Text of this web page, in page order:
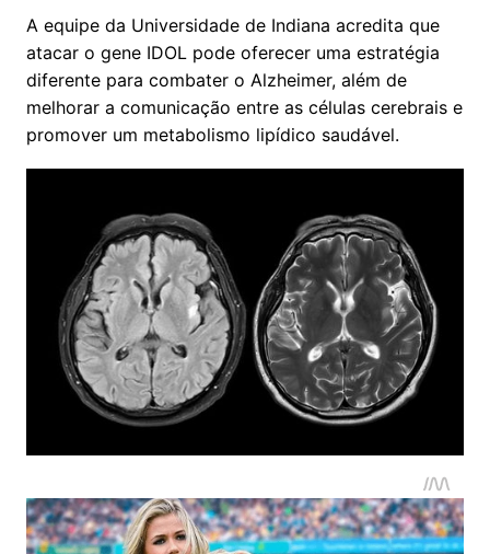
A equipe da Universidade de Indiana acredita que
atacar o gene IDOL pode oferecer uma estratégia
diferente para combater o Alzheimer, além de
melhorar a comunicação entre as células cerebrais e
promover um metabolismo lipídico saudável.